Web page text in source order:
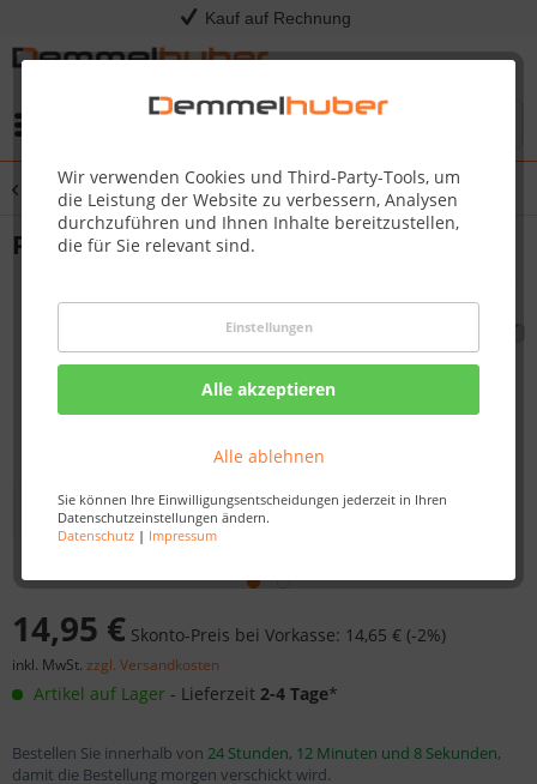
Kauf auf Rechnung
Wir verwenden Cookies und Third-Party-Tools, um
die Leistung der Website zu verbessern, Analysen
durchzuführen und Ihnen Inhalte bereitzustellen,
die für Sie relevant sind.
Einstellungen
Alle akzeptieren
Alle ablehnen
Sie können Ihre Einwilligungsentscheidungen jederzeit in Ihren
Datenschutzeinstellungen ändern.
Datenschutz| Impressum
Übersicht Grillbesteck & Werkzeug
Pinzette 30 cm
14,95 € Skonto-Preis bei Vorkasse: 14,65 € (-2%)
inkl. MwSt. zzgl. Versandkosten
Artikel auf Lager - Lieferzeit 2-4 Tage*
Bestellen Sie innerhalb von 24 Stunden, 12 Minuten und 7 Sekunden,
damit die Bestellung morgen verschickt wird.